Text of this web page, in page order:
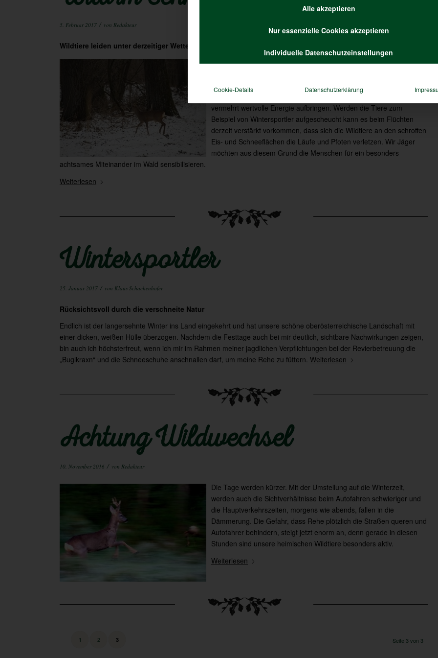
5. Februar 2017 / von Redakteur
Wildtiere leiden unter derzeitiger Wetterlage
Zentimeterhoher Schnee, klirrend kalte Temperaturen und der
Schneedecke zu bewegen, müssen Rehe, Hirsche, Hasen und Co
vermehrt wertvolle Energie aufbringen. Werden die Tiere zum
Beispiel von Wintersportler aufgescheucht kann es beim Flüchten
derzeit verstärkt vorkommen, dass sich die Wildtiere an den schroffen
Eis- und Schneeflächen die Läufe und Pfoten verletzen. Wir Jäger
möchten aus diesem Grund die Menschen für ein besonders
achtsames Miteinander im Wald sensibilisieren.
Weiterlesen
Wintersportler
25. Januar 2017 / von Klaus Schachenhofer
Rücksichtsvoll durch die verschneite Natur
Endlich ist der langersehnte Winter ins Land eingekehrt und hat unsere schöne oberösterreichische Landschaft mit
einer dicken, weißen Hülle überzogen. Nachdem die Festtage auch bei mir deutlich, sichtbare Nachwirkungen zeigen,
bin auch ich höchsterfreut, wenn ich mir im Rahmen meiner jagdlichen Verpflichtungen bei der Revierbetreuung die
„Buglkraxn“ und die Schneeschuhe anschnallen darf, um meine Rehe zu füttern. Weiterlesen
Achtung Wildwechsel
10. November 2016 / von Redakteur
Die Tage werden kürzer. Mit der Umstellung auf die Winterzeit,
werden auch die Sichtverhältnisse beim Autofahren schwieriger und
die Hauptverkehrszeiten, morgens wie abends, fallen in die
Dämmerung. Die Gefahr, dass Rehe plötzlich die Straßen queren und
Autofahrer behindern, steigt jetzt enorm an, denn gerade in diesen
Stunden sind unsere heimischen Wildtiere besonders aktiv.
Weiterlesen
Seite 3 von 3
1 2 3
Alle akzeptieren
Nur essenzielle Cookies akzeptieren
Individuelle Datenschutzeinstellungen
Cookie-Details Datenschutzerklärung